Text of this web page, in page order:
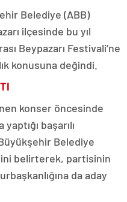
Belediye (ABB)
ilçesinde bu yıl
Beypazarı Festivali’ne
konusuna değindi.
konser öncesinde
başarılı
Belediye
belirterek, partisinin
da aday